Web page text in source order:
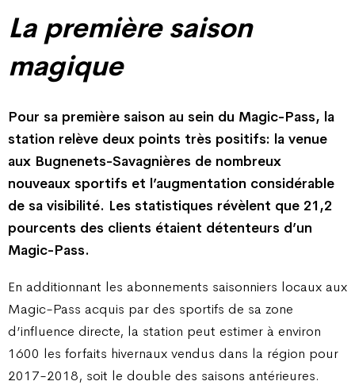
La première saison
magique
Pour sa première saison au sein du Magic-Pass, la
station relève deux points très positifs: la venue
aux Bugnenets-Savagnières de nombreux
nouveaux sportifs et l’augmentation considérable
de sa visibilité. Les statistiques révèlent que 21,2
pourcents des clients étaient détenteurs d’un
Magic-Pass.
En additionnant les abonnements saisonniers locaux aux
Magic-Pass acquis par des sportifs de sa zone
d’influence directe, la station peut estimer à environ
1600 les forfaits hivernaux vendus dans la région pour
2017-2018, soit le double des saisons antérieures.